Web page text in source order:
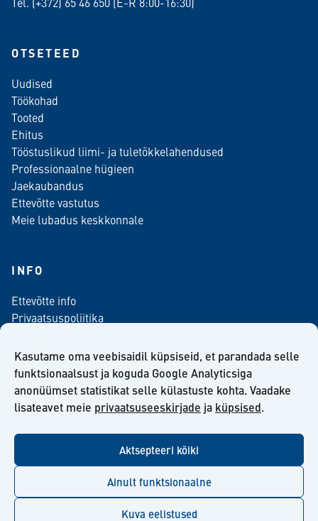
Kasutame oma veebisaidil küpsiseid, et parandada selle
funktsionaalsust ja koguda Google Analyticsiga
anonüümset statistikat selle külastuste kohta. Vaadake
lisateavet meie privaatsuseeskirjade ja küpsised.
Aktsepteeri kõiki
Ainult funktsionaalne
Kuva eelistused
OTSETEED
Uudised
Töökohad
Tooted
Ehitus
Tööstuslikud liimi- ja tuletõkkelahendused
Professionaalne hügieen
Jaekaubandus
Ettevõtte vastutus
Meie lubadus keskkonnale
INFO
Ettevõtte info
Privaatsuspoliitika
Meediale
Telli meie uudiskiri
Kiilto Eesti OÜ müügilepingu tingimused
youtube